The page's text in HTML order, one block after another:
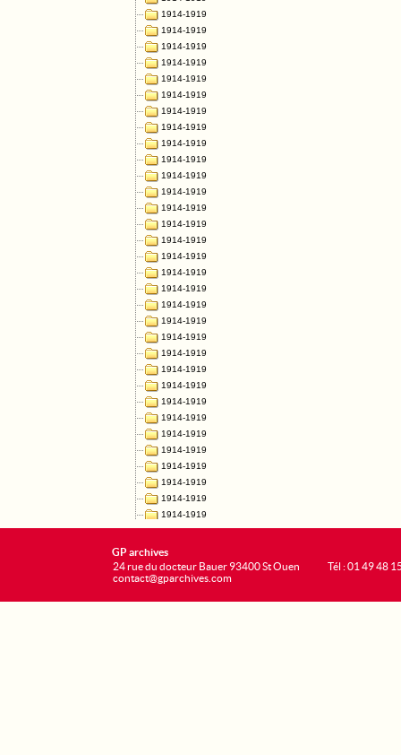
GP archives
24 rue du docteur Bauer 93400 St Ouen
contact@gparchives.com
Tél : 01 49 48